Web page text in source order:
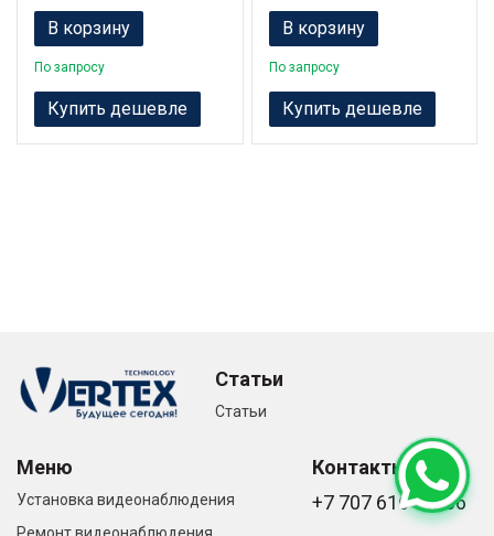
В корзину
По запросу
Купить дешевле
В корзину
По запросу
Купить дешевле
Статьи
Статьи
Меню
Установка видеонаблюдения
Контакты
+7 707 616-61-66